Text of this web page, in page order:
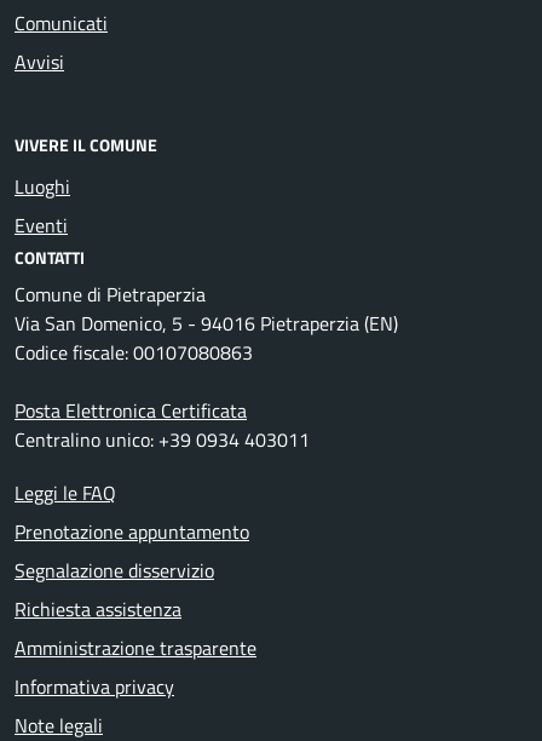
Comunicati
Avvisi
VIVERE IL COMUNE
Luoghi
Eventi
CONTATTI
Comune di Pietraperzia
Via San Domenico, 5 - 94016 Pietraperzia (EN)
Codice fiscale: 00107080863
Posta Elettronica Certificata
Centralino unico: +39 0934 403011
Leggi le FAQ
Prenotazione appuntamento
Segnalazione disservizio
Richiesta assistenza
Amministrazione trasparente
Informativa privacy
Note legali